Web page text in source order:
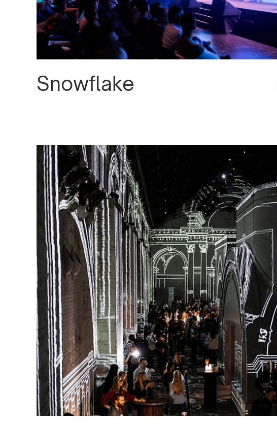
Snowflake